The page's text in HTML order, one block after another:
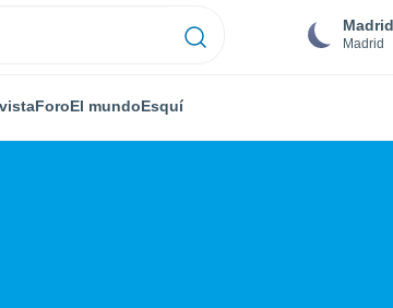
Madrid
Madrid
ForoEl mundoEsquí